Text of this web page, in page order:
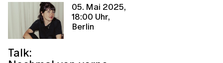
05. Mai 2025,
18:00 Uhr,
Berlin
Talk: